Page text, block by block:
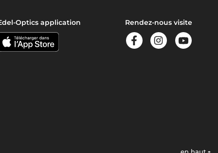
Optics application Rendez-nous visite